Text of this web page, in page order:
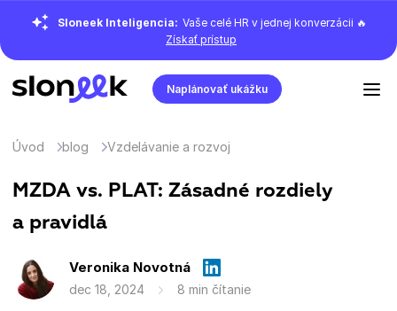
Sloneek Inteligencia: Vaše celé HR v jednej konverzácii 🔥
Získať prístup
Naplánovať ukážku
Úvod blog Vzdelávanie a rozvoj
MZDA vs. PLAT: Zásadné rozdiely
a pravidlá
Veronika Novotná
dec 18, 2024 8 min čítanie